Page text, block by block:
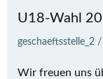
U18-Wahl
geschaeftsstelle_2 /
Wir freuen uns